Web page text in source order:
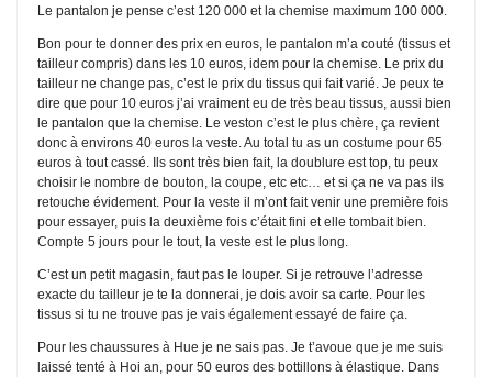
Le pantalon je pense c’est 120 000 et la chemise maximum 100 000.
Bon pour te donner des prix en euros, le pantalon m’a couté (tissus et
tailleur compris) dans les 10 euros, idem pour la chemise. Le prix du
tailleur ne change pas, c’est le prix du tissus qui fait varié. Je peux te
dire que pour 10 euros j’ai vraiment eu de très beau tissus, aussi bien
le pantalon que la chemise. Le veston c’est le plus chère, ça revient
donc à environs 40 euros la veste. Au total tu as un costume pour 65
euros à tout cassé. Ils sont très bien fait, la doublure est top, tu peux
choisir le nombre de bouton, la coupe, etc etc… et si ça ne va pas ils
retouche évidement. Pour la veste il m’ont fait venir une première fois
pour essayer, puis la deuxième fois c’était fini et elle tombait bien.
Compte 5 jours pour le tout, la veste est le plus long.
C’est un petit magasin, faut pas le louper. Si je retrouve l’adresse
exacte du tailleur je te la donnerai, je dois avoir sa carte. Pour les
tissus si tu ne trouve pas je vais également essayé de faire ça.
Pour les chaussures à Hue je ne sais pas. Je t’avoue que je me suis
laissé tenté à Hoi an, pour 50 euros des bottillons à élastique. Dans